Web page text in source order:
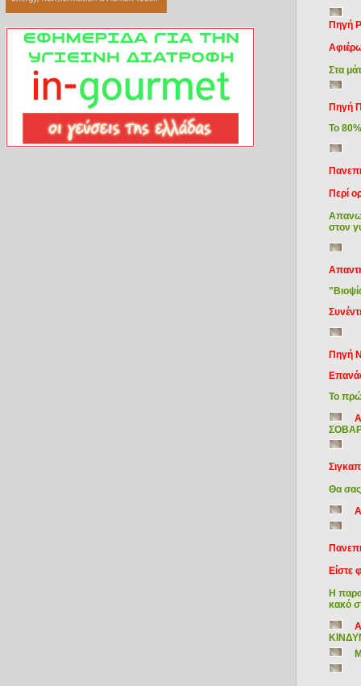
Πηγή
Στα
Πηγή
Το
Περί
στον
Πηγή
Το
Θα σας
Eίστε
Η
κακό